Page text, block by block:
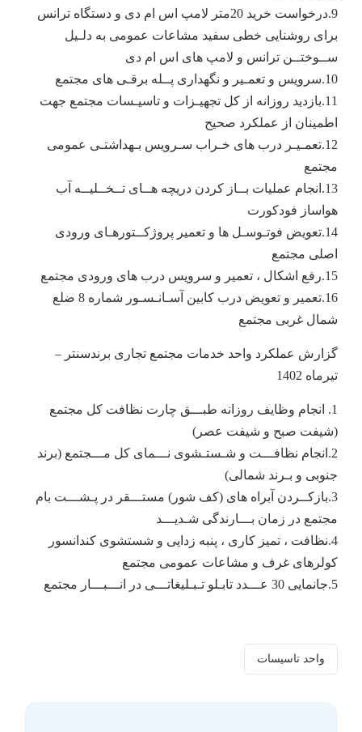
9.درخواست خرید 20متر لامپ اس ام دی و دستگاه ترانس
برای روشنایی خطی سفید مشاعات عمومی به دلـیل
ســوختــن ترانس و لامپ های اس ام دی
10.سرویس و تعمـیر و نگهداری پــله برقـی های مجتمع
11.بازدید روزانه از کل تجهیـزات و تاسیـسات مجتمع جهت
اطمینان از عملکرد صحیح
12.تعمـیـر درب های خـراب سـرویس بـهداشتـی عمومی
مجتمع
13.انجام عملیات بــاز کردن دریچه هــای تــخــلیــه آب
هواساز فودکورت
14.تعویض فوتـوسـل ها و تعمیر پروژکــتورهـای ورودی
اصلی مجتمع
15.رفع اشکال ، تعمیر و سرویس درب های ورودی مجتمع
16.تعمیر و تعویض درب کابین آسـانـسـور شماره 8 ضلع
شمال غربی مجتمع
گزارش عملکرد واحد خدمات مجتمع تجاری برندسنتر –
تیرماه 1402
1. انجام وظایف روزانه طبـــق چارت نظافت کل مجتمع
(شیفت صبح و شیفت عصر)
2.انجام نظافـــت و شـستـشوی نـــمای کل مـــجتمع (برند
جنوبی و بـرند شمالی)
3.بازکــردن آبراه های (کف شور) مستـــقر در پـشـــت بام
مجتمع در زمان بـــارندگی شـدیـــد
4.نظافت ، تمیز کاری ، پنبه زدایی و شستشوی کندانسور
کولرهای غرف و مشاعات عمومی مجتمع
5.جانمایی 30 عـــدد تابـلو تـبـلیغاتـــی در انـــبـــار مجتمع
واحد تاسیسات